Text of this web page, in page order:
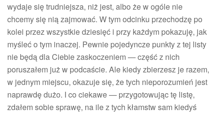
wydaje się trudniejsza, niż jest, albo że w ogóle nie
chcemy się nią zajmować. W tym odcinku przechodzę po
kolei przez wszystkie dziesięć i przy każdym pokazuję, jak
myśleć o tym inaczej. Pewnie pojedyncze punkty z tej listy
nie będą dla Ciebie zaskoczeniem — część z nich
poruszałem już w podcaście. Ale kiedy zbierzesz je razem,
w jednym miejscu, okazuje się, że tych nieporozumień jest
naprawdę dużo. I co ciekawe — przygotowując tę listę,
zdałem sobie sprawę, na ile z tych kłamstw sam kiedyś